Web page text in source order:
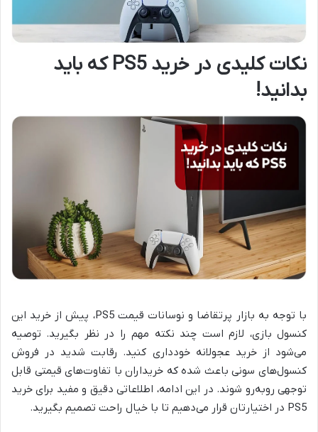
نکات کلیدی در خرید PS5 که باید
بدانید!
با توجه به بازار پرتقاضا و نوسانات قیمت PS5، پیش از خرید این
کنسول بازی، لازم است چند نکته مهم را در نظر بگیرید. توصیه
می‌شود از خرید عجولانه خودداری کنید. رقابت شدید در فروش
کنسول‌های سونی باعث شده که خریداران با تفاوت‌های قیمتی قابل
توجهی روبه‌رو شوند. در این ادامه، اطلاعاتی دقیق و مفید برای خرید
PS5 در اختیارتان قرار می‌دهیم تا با خیال راحت تصمیم بگیرید.